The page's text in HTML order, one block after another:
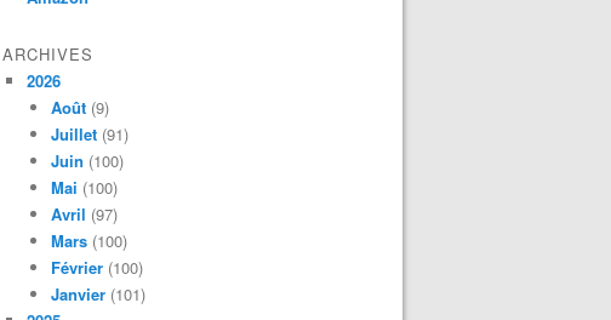
ARCHIVES
2026
Août (9)
Juillet (91)
Juin (100)
Mai (100)
Avril (97)
Mars (100)
Février (100)
Janvier (101)